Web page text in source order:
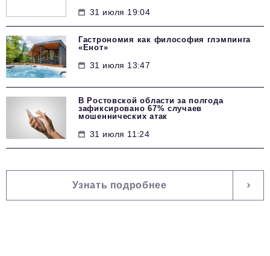
31 июля 19:04
Гастрономия как философия глэмпинга
«Енот»
31 июля 13:47
В Ростовской области за полгода
зафиксировано 67% случаев
мошеннических атак
31 июля 11:24
Узнать подробнее